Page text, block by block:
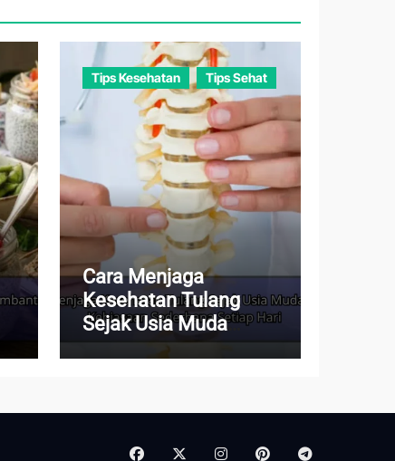
Tips Kesehatan Tips Sehat
Cara Menjaga
Kesehatan Tulang
Sejak Usia Muda
dengan Kebiasaan